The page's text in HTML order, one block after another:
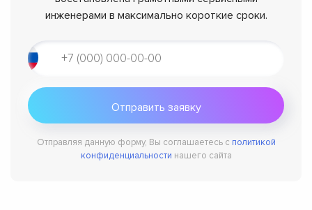
инженерами в максимально короткие сроки.
Отправляя данную форму, Вы соглашаетесь с политикой
конфиденциальности нашего сайта